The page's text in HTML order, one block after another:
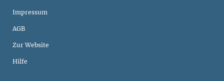
Impressum
AGB
Zur Website
Hilfe